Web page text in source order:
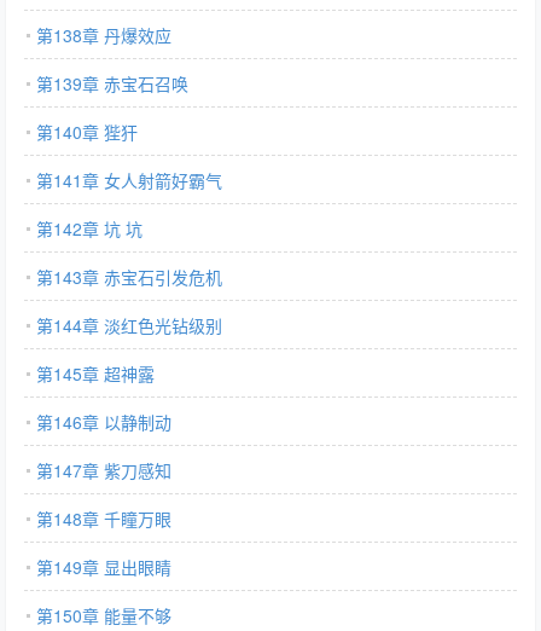
第138章 丹爆效应
第139章 赤宝石召唤
第140章 狴犴
第141章 女人射箭好霸气
第142章 坑 坑
第143章 赤宝石引发危机
第144章 淡红色光钻级别
第145章 超神露
第146章 以静制动
第147章 紫刀感知
第148章 千瞳万眼
第149章 显出眼睛
第150章 能量不够